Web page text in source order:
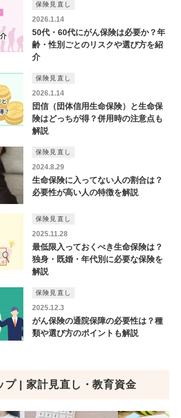
保険見直し
2026.1.14
50代・60代にがん保険は必要か？年
齢・性別ごとのリスクや選び方を紹
介
保険見直し
2026.1.14
団信（団体信用生命保険）と生命保
険はどっちが得？併用時の注意点も
解説
保険見直し
2024.8.29
生命保険に入ってない人の割合は？
必要性が高い人の特徴を解説
保険見直し
2025.11.28
最低限入っておくべき生命保険は？
独身・既婚・年代別に必要な保険を
解説
保険見直し
2025.12.3
がん保険の通院保障の必要性は？種
類や選び方のポイントも解説
プ | 家計見直し・教育資金